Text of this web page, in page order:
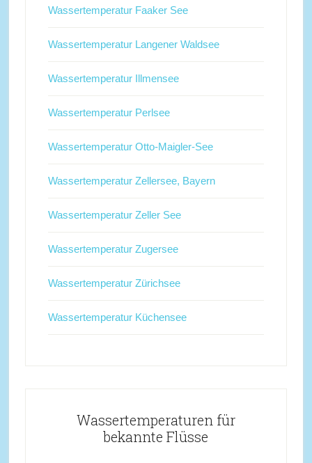
Wassertemperatur Faaker See
Wassertemperatur Langener Waldsee
Wassertemperatur Illmensee
Wassertemperatur Perlsee
Wassertemperatur Otto-Maigler-See
Wassertemperatur Zellersee, Bayern
Wassertemperatur Zeller See
Wassertemperatur Zugersee
Wassertemperatur Zürichsee
Wassertemperatur Küchensee
Wassertemperaturen für
bekannte Flüsse